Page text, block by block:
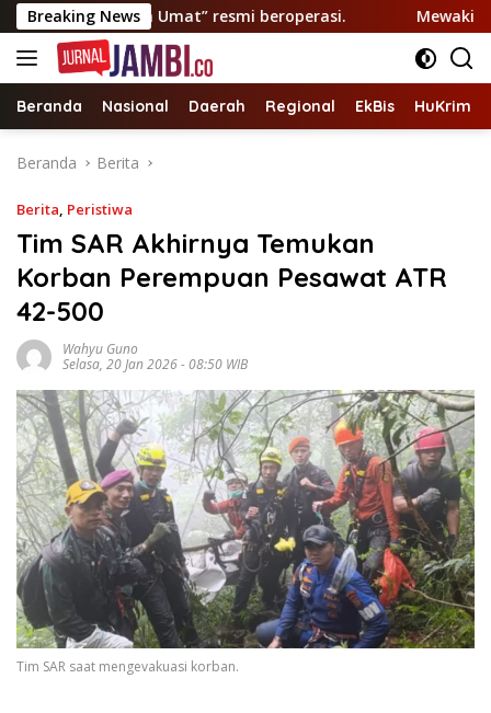
Langsung
ke
konten
Breaking News
Umat” resmi beroperasi. Mewakili Cek
Beranda Nasional Daerah Regional EkBis HuKrim
Beranda Berita
Berita, Peristiwa
Tim SAR Akhirnya Temukan
Korban Perempuan Pesawat ATR
42-500
Wahyu Guno
Selasa, 20 Jan 2026 - 08:50 WIB
Tim SAR saat mengevakuasi korban.